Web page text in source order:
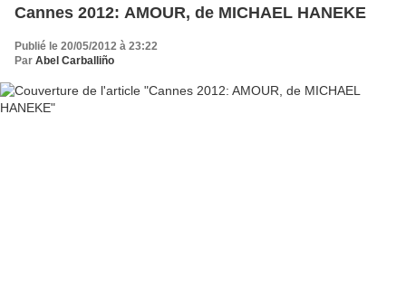
Cannes 2012: AMOUR, de MICHAEL HANEKE
Publié le 20/05/2012 à 23:22
Par Abel Carballiño